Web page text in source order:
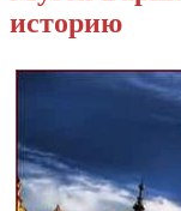
историю